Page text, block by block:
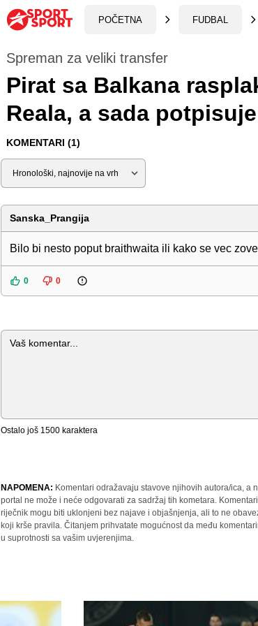
POČETNA FUDBAL
Spreman za veliki transfer
Pirat sa Balkana
Reala, a sada
KOMENTARI (1)
Sortiraj
Sanska_Prangija
Bilo bi nesto poput braithwaita ili kako se vec zove
0 0
Komentar
Ostalo još 1500 karaktera
NAPOMENA: Komentari odražavaju stavove njihovih autora/ica, a
portal ne može i neće odgovarati za sadržaj tih kometara.
riječnik mogu biti uklonjeni bez najave i objašnjenja, ali to ne
koji krše pravila. Čitanjem prihvatate mogućnost da među
u suprotnosti sa vašim uvjerenjima.